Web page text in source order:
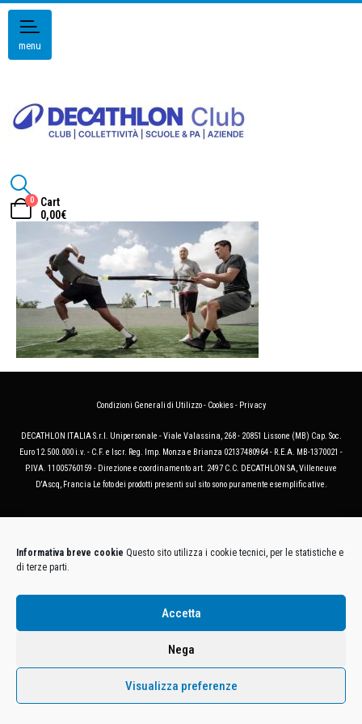
Informativa breve cookie Questo sito utilizza i cookie tecnici, per le statistiche e
di terze parti.
Accetta
Nega
Visualizza preferenze
menu
0
Cart
0,00€
Condizioni Generali di Utilizzo- Cookies- Privacy
DECATHLON ITALIA S.r.l. Unipersonale - Viale Valassina, 268 - 20851 Lissone (MB) Cap. Soc.
Euro 12.500.000 i.v. - C.F. e Iscr. Reg. Imp. Monza e Brianza 02137480964 - R.E.A. MB-1370021 -
P.IVA. 11005760159 - Direzione e coordinamento art. 2497 C.C. DECATHLON SA, Villeneuve
D'Ascq, Francia Le foto dei prodotti presenti sul sito sono puramente esemplificative.